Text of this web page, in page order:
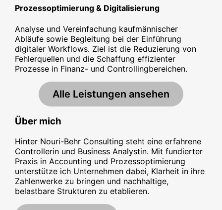
Prozessoptimierung & Digitalisierung
Analyse und Vereinfachung kaufmännischer
Abläufe sowie Begleitung bei der Einführung
digitaler Workflows. Ziel ist die Reduzierung von
Fehlerquellen und die Schaffung effizienter
Prozesse in Finanz- und Controllingbereichen.
Alle Leistungen ansehen
Über mich
Hinter Nouri-Behr Consulting steht eine erfahrene
Controllerin und Business Analystin. Mit fundierter
Praxis in Accounting und Prozessoptimierung
unterstütze ich Unternehmen dabei, Klarheit in ihre
Zahlenwerke zu bringen und nachhaltige,
belastbare Strukturen zu etablieren.